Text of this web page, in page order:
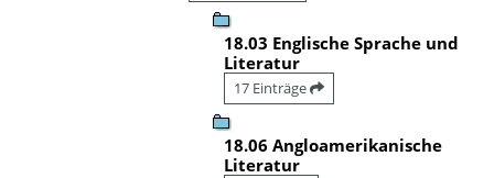
18.03 Englische Sprache und
Literatur
17 Einträge
18.06 Angloamerikanische
Literatur